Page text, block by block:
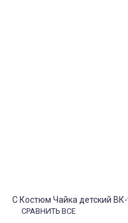
С Костюм Чайка детский
СРАВНИТЬ ВСЕ